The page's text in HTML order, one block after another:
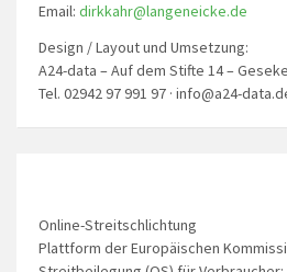
Email: dirkkahr@langeneicke.de
Design / Layout und Umsetzung:
A24-data – Auf dem Stifte 14 – Geseke
Tel. 02942 97 991 97 · info@a24-
Online-Streitschlichtung
Plattform der Europäischen